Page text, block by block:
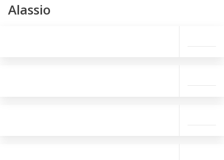
Alassio